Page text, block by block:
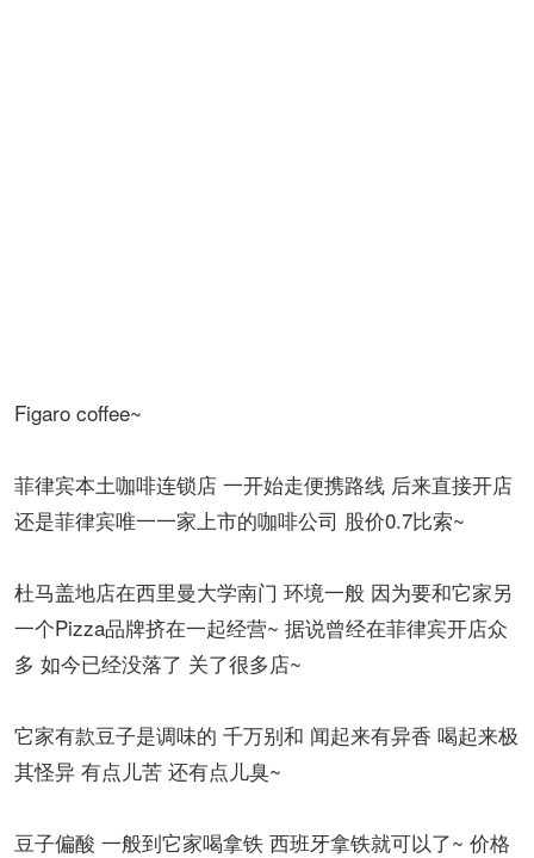
Figaro coffee~
菲律宾本土咖啡连锁店 一开始走便携路线 后来直接开店
还是菲律宾唯一一家上市的咖啡公司 股价0.7比索~
杜马盖地店在西里曼大学南门 环境一般 因为要和它家另
一个Pizza品牌挤在一起经营~ 据说曾经在菲律宾开店众
多 如今已经没落了 关了很多店~
它家有款豆子是调味的 千万别和 闻起来有异香 喝起来极
其怪异 有点儿苦 还有点儿臭~
豆子偏酸 一般到它家喝拿铁 西班牙拿铁就可以了~ 价格